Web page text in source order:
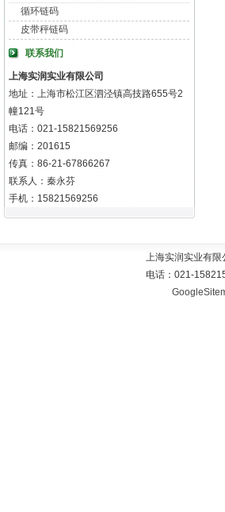
循环链码
皮带秤链码
联系我们
上海实润实业有限公司
地址：上海市松江区泗泾镇高技路655号2
幢121号
电话：021-15821569256
邮编：201615
传真：86-21-67866267
联系人：秦永芬
手机：15821569256
上海实润实业有限
电话：021-